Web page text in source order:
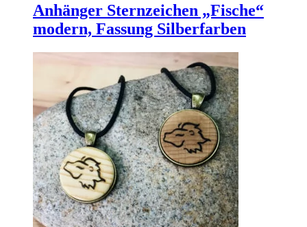
Anhänger Sternzeichen „Fische“
modern, Fassung Silberfarben